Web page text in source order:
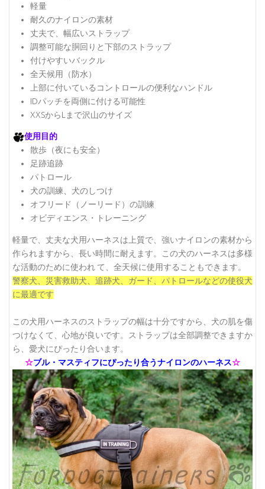
軽量
耐久のナイロンの素材
丈夫で、幅広いストラップ
調整可能な胴回りと下部のストラップ
付けやすいバックル
全天候用（防水）
上部に付いているコントロールの便利なハンドル
IDパッチを両側に付ける可能性
XXSからLまで沢山のサイズ
使用目的
散歩（夜にも安全）
足跡追跡
パトロール
犬の訓練、犬のしつけ
オフリード（ノーリード）の訓練
オビディエンス・トレーニング
軽量で、丈夫な犬用ハーネスは上質で、強いナイロンの素材から
作られますから、長い時間に耐えます。この犬のハーネスは多様
な活動のために使われ て、全天候に使用することもできます。
警察犬、災害救助犬、追跡犬、ガード、パトロールなどの使役犬
に最適です
この犬用ハーネスのストラップの幅は十分ですから、犬の肌を傷
つけなくて、心地が良いです。ストラップは全部調整できますか
ら、愛犬にぴったり合います。
☆ブル・マスティフにぴったり合うナイロンのハーネス☆